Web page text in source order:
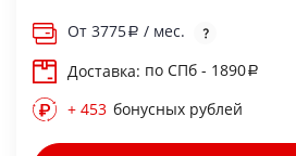
От 3775
/ мес.
Доставка: по СПб - 1890
+ 453 бонусных рублей